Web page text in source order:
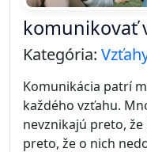
komunikovať
Kategória:
Komunikácia patrí
každého vzťahu.
nevznikajú preto,
preto, že o nich